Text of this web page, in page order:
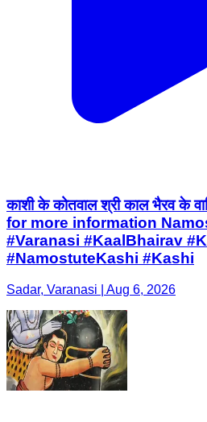
काशी के कोतवाल श्री काल भैरव के
for more information
#Varanasi #KaalBhairav
#NamostuteKashi #Kashi
Sadar, Varanasi | Aug 6, 2026